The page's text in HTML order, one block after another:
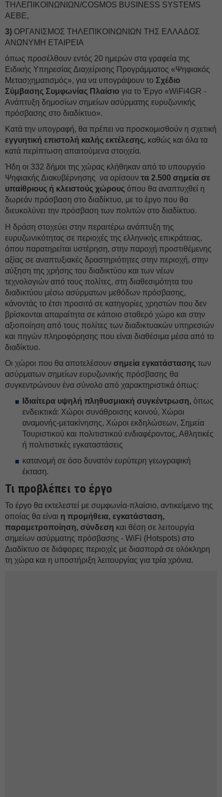
ΤΗΛΕΠΙΚΟΙΝΩΝΙΩΝ/COSMOS BUSINESS SYSTEMS
ΑΕΒΕ,
3) ΟΡΓΑΝΙΣΜΟΣ ΤΗΛΕΠΙΚΟΙΝΩΝΙΩΝ ΤΗΣ ΕΛΛΑΔΟΣ
ΑΝΩΝΥΜΗ ΕΤΑΙΡΕΙΑ
όπως προσέλθουν εντός 20 ημερών στα γραφεία της
Ειδικής Υπηρεσίας Διαχείρισης Προγράμματος «Ψηφιακός
Μετασχηματισμός», για να υπογράψουν το Σχέδιο
Σύμβασης Συμφωνίας Πλαίσιο για το Έργο «WiFi4GR -
Ανάπτυξη δημοσίων σημείων ασύρματης ευρυζωνικής
πρόσβασης στο διαδίκτυο».
Κατά την υπογραφή, θα πρέπει να προσκομισθούν η σχετική
εγγυητική επιστολή καλής εκτέλεσης, καθώς και όλα τα
κατά περίπτωση απαιτούμενα στοιχεία.
Ήδη οι 332 δήμοι της χώρας κλήθηκαν από το υπουργείο
Ψηφιακής Διακυβέρνησης να ορίσουν τα 2.500 σημεία σε
υπαίθριους ή κλειστούς χώρους όπου θα αναπτυχθεί η
δωρεάν πρόσβαση στο διαδίκτυο, με το έργο που θα
διευκολύνει την πρόσβαση των πολιτών στο διαδίκτυο.
Η δράση στοχεύει στην περαιτέρω ανάπτυξη της
ευρυζωνικότητας σε περιοχές της ελληνικής επικράτειας,
όπου παρατηρείται υστέρηση, στην παροχή προστιθέμενης
αξίας σε αναπτυξιακές δραστηριότητες στην περιοχή, στην
αύξηση της χρήσης του διαδικτύου και των νέων
τεχνολογιών από τους πολίτες, στη διαθεσιμότητα του
διαδικτύου μέσω ασύρματων μεθόδων πρόσβασης,
κάνοντάς το έτσι προσιτό σε κατηγορίες χρηστών που δεν
βρίσκονται απαραίτητα σε κάποιο σταθερό χώρο και στην
αξιοποίηση από τους πολίτες των διαδικτυακών υπηρεσιών
και πηγών πληροφόρησης που είναι διαθέσιμα μέσα από το
διαδίκτυο.
Οι χώροι που θα αποτελέσουν σημεία εγκατάστασης των
ασύρματων σημείων ευρυζωνικής πρόσβασης θα
συγκεντρώνουν ένα σύνολο από χαρακτηριστικά όπως:
Ιδιαίτερα υψηλή πληθυσμιακή συγκέντρωση, όπως
ενδεικτικά: Χώροι συνάθροισης κοινού, Χώροι
αναμονής-μετακίνησης, Χώροι εκδηλώσεων, Σημεία
Τουριστικού και πολιτιστικού ενδιαφέροντος, Αθλητικές
ή πολιτιστικές εγκαταστάσεις
κατανομή σε όσο δυνατόν ευρύτερη γεωγραφική
έκταση.
Τι προβλέπει το έργο
Το έργο θα εκτελεστεί με συμφωνία-πλαίσιο, αντικείμενο της
οποίας θα είναι η προμήθεια, εγκατάσταση,
παραμετροποίηση, σύνδεση και θέση σε λειτουργία
σημείων ασύρματης πρόσβασης - WiFi (Hotspots) στο
Διαδίκτυο σε διάφορες περιοχές με διασπορά σε ολόκληρη
τη χώρα και η υποστήριξη λειτουργίας για τρία χρόνια.